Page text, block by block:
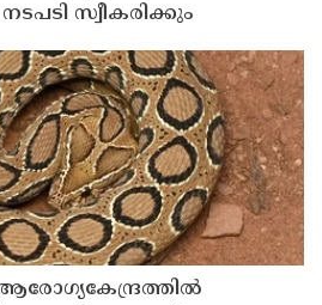
സ്വീകരിക്കും